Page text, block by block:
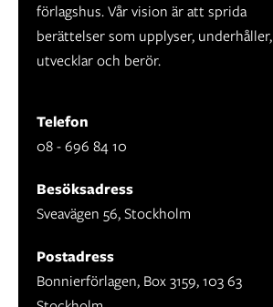
förlagshus. Vår vision är att sprida
berättelser som upplyser, underhåller,
utvecklar och berör.
Telefon
08 - 696 84 10
Besöksadress
Sveavägen 56, Stockholm
Postadress
Bonnierförlagen, Box 3159, 103 63